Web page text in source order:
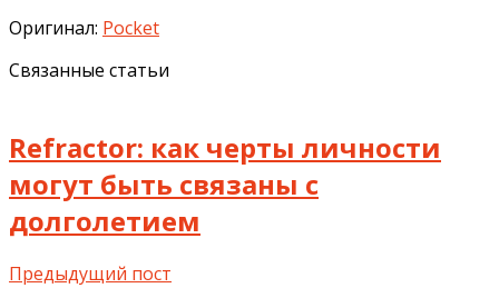
Оригинал: Pocket
Связанные статьи
Refractor: как черты личности
могут быть связаны с
долголетием
Предыдущий пост